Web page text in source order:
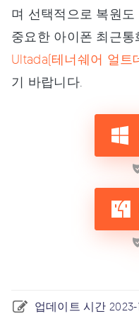
며 선택적으로 복원
중요한 아이폰 최근
Ultada(테너쉐어 얼트
기 바랍니다.
업데이트 시간